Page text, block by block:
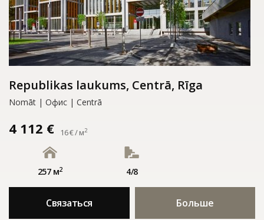
Republikas laukums, Centrā, Rīga
Nomāt | Офис | Centrā
4 112 € 16 € / м2
257 м2 4/8
Связаться Больше